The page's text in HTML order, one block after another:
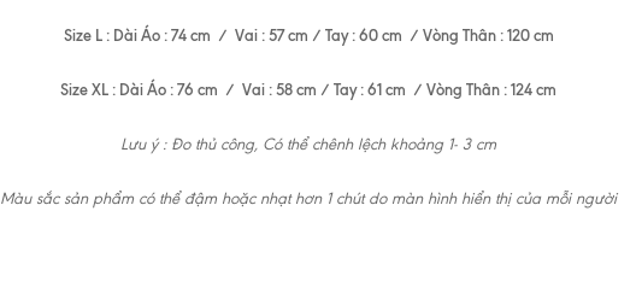
Size L : Dài Áo : 74 cm / Vai : 57 cm / Tay : 60 cm / Vòng Thân : 120 cm
Size XL : Dài Áo : 76 cm / Vai : 58 cm / Tay : 61 cm / Vòng Thân : 124 cm
Lưu ý : Đo thủ công, Có thể chênh lệch khoảng 1- 3 cm
Màu sắc sản phẩm có thể đậm hoặc nhạt hơn 1 chút do màn hình hiển thị của mỗi người